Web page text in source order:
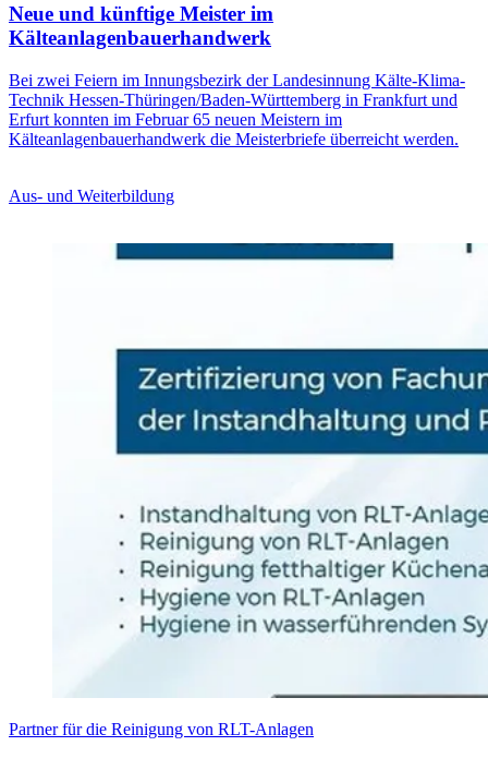
Neue und künftige Meister im
Kälteanlagenbauerhandwerk
Bei zwei Feiern im Innungsbezirk der Landesinnung Kälte-Klima-
Technik Hessen-Thüringen/Baden-Württemberg in Frankfurt und
Erfurt konnten im Februar 65 neuen Meistern im
Kälteanlagenbauerhandwerk die Meisterbriefe überreicht werden.
Aus- und Weiterbildung
Partner für die Reinigung von RLT-Anlagen